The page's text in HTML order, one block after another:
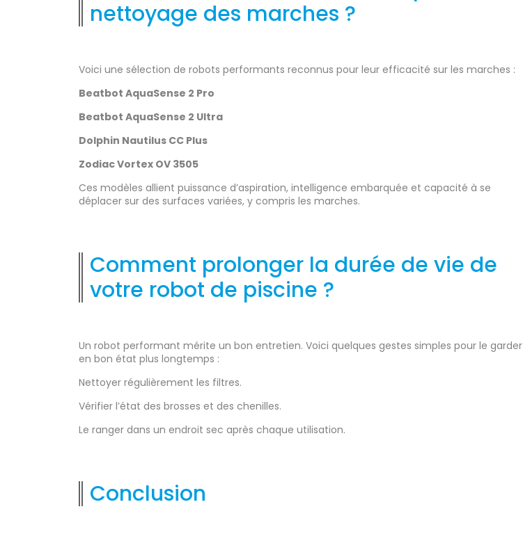
nettoyage des marches ?
Voici une sélection de robots performants reconnus pour leur efficacité sur les marches :
Beatbot AquaSense 2 Pro
Beatbot AquaSense 2 Ultra
Dolphin Nautilus CC Plus
Zodiac Vortex OV 3505
Ces modèles allient puissance d’aspiration, intelligence embarquée et capacité à se
déplacer sur des surfaces variées, y compris les marches.
Comment prolonger la durée de vie de
votre robot de piscine ?
Un robot performant mérite un bon entretien. Voici quelques gestes simples pour le garder
en bon état plus longtemps :
Nettoyer régulièrement les filtres.
Vérifier l’état des brosses et des chenilles.
Le ranger dans un endroit sec après chaque utilisation.
Conclusion